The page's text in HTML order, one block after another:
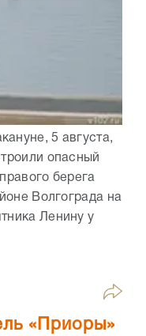
5 августа,
опасный
берега
Волгограда на
Ленину у
«Приоры»